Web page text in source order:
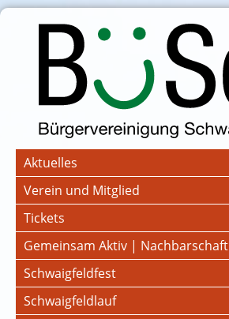
Aktuelles
Verein und Mitglied
Tickets
Gemeinsam Aktiv | Nachbarschaft
Schwaigfeldfest
Schwaigfeldlauf